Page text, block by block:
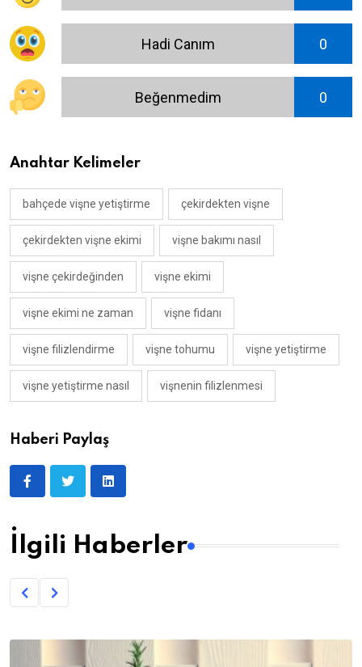
Hadi Canım 0
Beğenmedim 0
Anahtar Kelimeler
bahçede vişne yetiştirme çekirdekten vişne
çekirdekten vişne ekimi vişne bakımı nasıl
vişne çekirdeğinden vişne ekimi
vişne ekimi ne zaman vişne fidanı
vişne filizlendirme vişne tohumu vişne yetiştirme
vişne yetiştirme nasıl vişnenin filizlenmesi
Haberi Paylaş
İlgili Haberler